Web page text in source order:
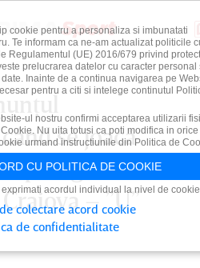
se joacă
– ”U”
cookie pentru a personaliza si imbunatati
Te informam ca ne-am actualizat politicile
Regulamentul (UE) 2016/679 privind
prelucrarea datelor cu caracter personal
Inainte de a continua navigarea pe
pentru a citi si intelege continutul
ul nostru confirmi acceptarea utilizarii
Nu uita totusi ca poti modifica in orice
urmand instructiunile din Politica de
CU POLITICA DE COOKIE
acordul individual la nivel de
colectare acord cookie
de confidentialitate